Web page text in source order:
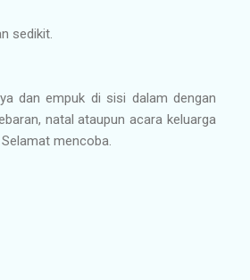
sedikit.
dan empuk di sisi dalam dengan
natal ataupun acara keluarga
mencoba.